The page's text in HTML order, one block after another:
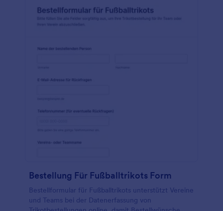
Bestellung Für Fußballtrikots Form
Bestellformular für Fußballtrikots unterstützt Vereine
und Teams bei der Datenerfassung von